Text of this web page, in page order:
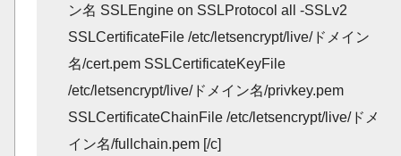
ン名 SSLEngine on SSLProtocol all -SSLv2
SSLCertificateFile /etc/letsencrypt/live/ドメイン
名/cert.pem SSLCertificateKeyFile
/etc/letsencrypt/live/ドメイン名/privkey.pem
SSLCertificateChainFile /etc/letsencrypt/live/ドメ
イン名/fullchain.pem [/c]